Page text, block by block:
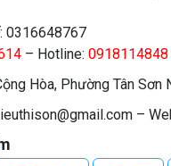
0316648767
– Hotline: 0918114848
Hòa, Phường Tân Sơn
–